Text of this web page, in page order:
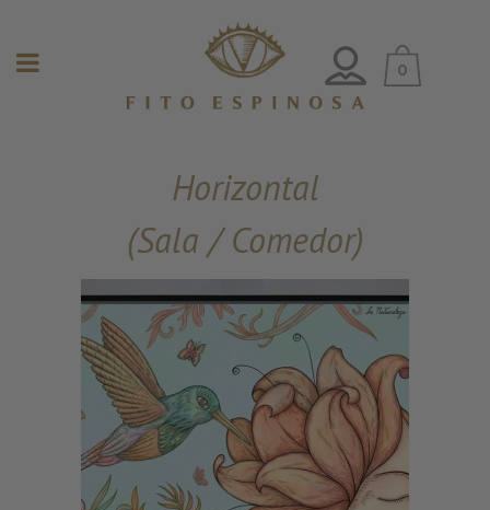
0
Horizontal
(Sala / Comedor)